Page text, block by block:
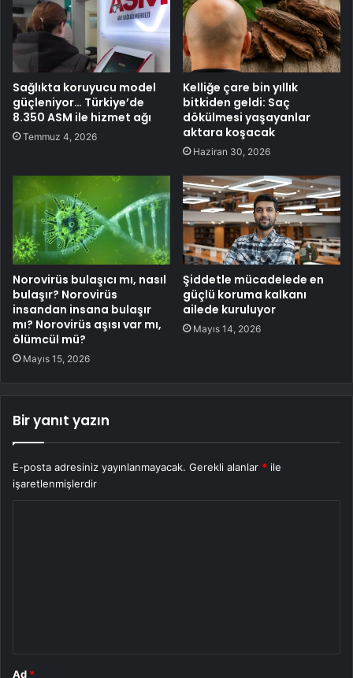
Sağlıkta koruyucu model
güçleniyor… Türkiye’de
8.350 ASM ile hizmet ağı
Temmuz 4, 2026
Kelliğe çare bin yıllık
bitkiden geldi: Saç
dökülmesi yaşayanlar
aktara koşacak
Haziran 30, 2026
Norovirüs bulaşıcı mı, nasıl
bulaşır? Norovirüs
insandan insana bulaşır
mı? Norovirüs aşısı var mı,
ölümcül mü?
Mayıs 15, 2026
Şiddetle mücadelede en
güçlü koruma kalkanı
ailede kuruluyor
Mayıs 14, 2026
Bir yanıt yazın
E-posta adresiniz yayınlanmayacak. Gerekli alanlar * ile
işaretlenmişlerdir
Ad *